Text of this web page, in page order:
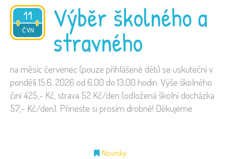
11
ČVN
2026 Výběr školného a
stravného
na měsíc červenec (pouze přihlášené děti) se uskuteční v
pondělí 15.6. 2026 od 6.00 do 13.00 hodin. Výše školného
činí 425,- Kč, strava 52 Kč/den (odložená školní docházka
57,- Kč/den). Přineste si prosím drobné! Děkujeme
Novinky